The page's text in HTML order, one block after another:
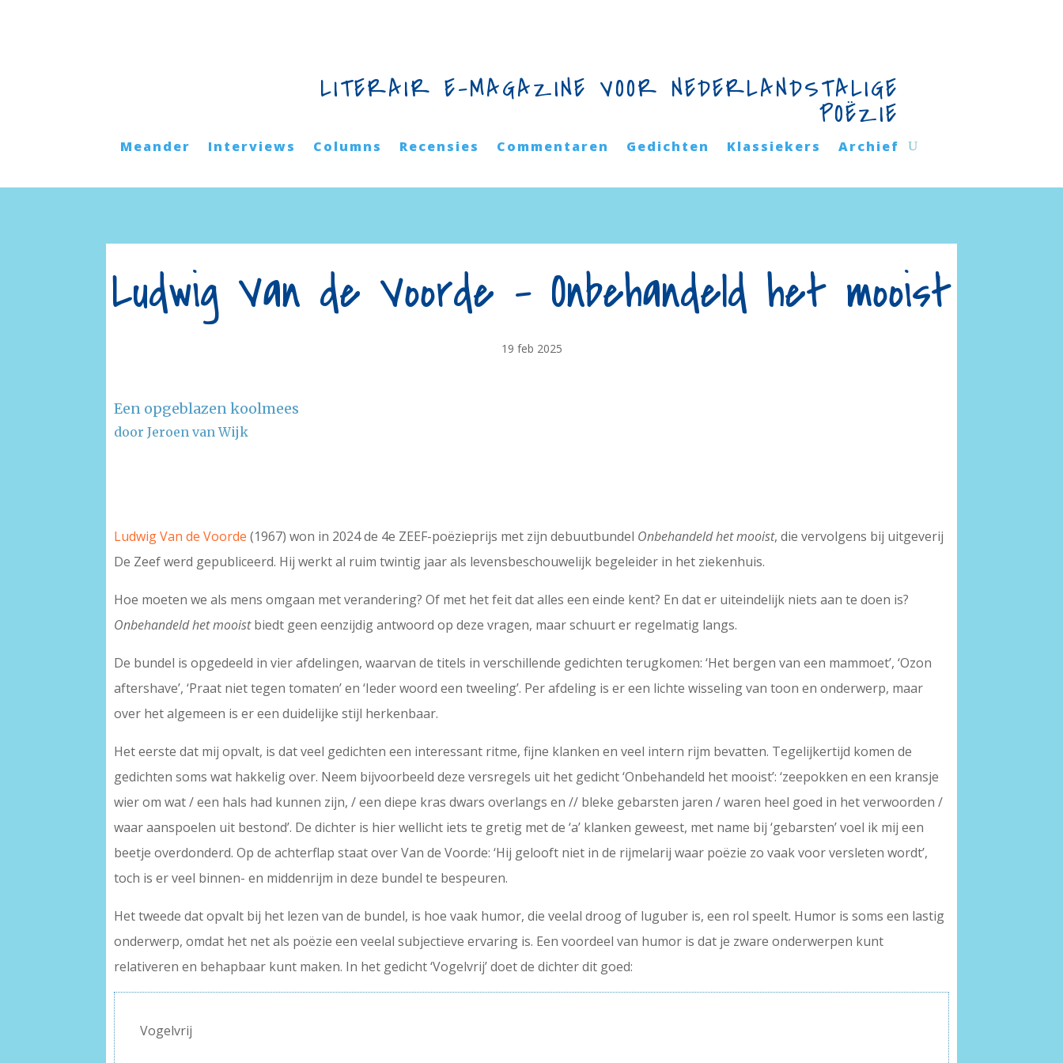
LITERAIR E-MAGAZINE VOOR NEDERLANDSTALIGE
POËZIE
Meander Interviews Columns Recensies Commentaren Gedichten Klassiekers Archief
Ludwig Van de Voorde – Onbehandeld het mooist
19 feb 2025
Een opgeblazen koolmees
door Jeroen van Wijk
Ludwig Van de Voorde (1967) won in 2024 de 4e ZEEF-poëzieprijs met zijn debuutbundel Onbehandeld het mooist, die vervolgens bij uitgeverij
De Zeef werd gepubliceerd. Hij werkt al ruim twintig jaar als levensbeschouwelijk begeleider in het ziekenhuis.
Hoe moeten we als mens omgaan met verandering? Of met het feit dat alles een einde kent? En dat er uiteindelijk niets aan te doen is?
Onbehandeld het mooistbiedt geen eenzijdig antwoord op deze vragen, maar schuurt er regelmatig langs.
De bundel is opgedeeld in vier afdelingen, waarvan de titels in verschillende gedichten terugkomen: ‘Het bergen van een mammoet’, ‘Ozon
aftershave’, ‘Praat niet tegen tomaten’ en ‘Ieder woord een tweeling’. Per afdeling is er een lichte wisseling van toon en onderwerp, maar
over het algemeen is er een duidelijke stijl herkenbaar.
Het eerste dat mij opvalt, is dat veel gedichten een interessant ritme, fijne klanken en veel intern rijm bevatten. Tegelijkertijd komen de
gedichten soms wat hakkelig over. Neem bijvoorbeeld deze versregels uit het gedicht ‘Onbehandeld het mooist’: ‘zeepokken en een kransje
wier om wat / een hals had kunnen zijn, / een diepe kras dwars overlangs en // bleke gebarsten jaren / waren heel goed in het verwoorden /
waar aanspoelen uit bestond’. De dichter is hier wellicht iets te gretig met de ‘a’ klanken geweest, met name bij ‘gebarsten’ voel ik mij een
beetje overdonderd. Op de achterflap staat over Van de Voorde: ‘Hij gelooft niet in de rijmelarij waar poëzie zo vaak voor versleten wordt’,
toch is er veel binnen- en middenrijm in deze bundel te bespeuren.
Het tweede dat opvalt bij het lezen van de bundel, is hoe vaak humor, die veelal droog of luguber is, een rol speelt. Humor is soms een lastig
onderwerp, omdat het net als poëzie een veelal subjectieve ervaring is. Een voordeel van humor is dat je zware onderwerpen kunt
relativeren en behapbaar kunt maken. In het gedicht ‘Vogelvrij’ doet de dichter dit goed:
Vogelvrij